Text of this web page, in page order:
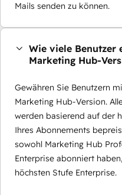
Mails senden zu können.
Wie viele Benutzer
Marketing Hub-
Gewähren Sie Benutzern
Marketing Hub-Version.
werden basierend auf der
Ihres Abonnements
sowohl Marketing Hub
Enterprise abonniert
höchsten Stufe Enterprise.